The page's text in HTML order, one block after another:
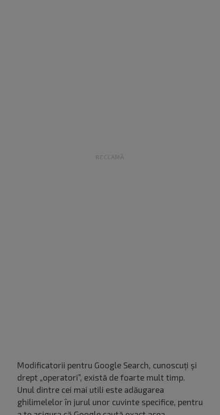
RECLAMĂ
Modificatorii pentru Google Search, cunoscuți și
drept „operatori”, există de foarte mult timp.
Unul dintre cei mai utili este adăugarea
ghilimelelor în jurul unor cuvinte specifice, pentru